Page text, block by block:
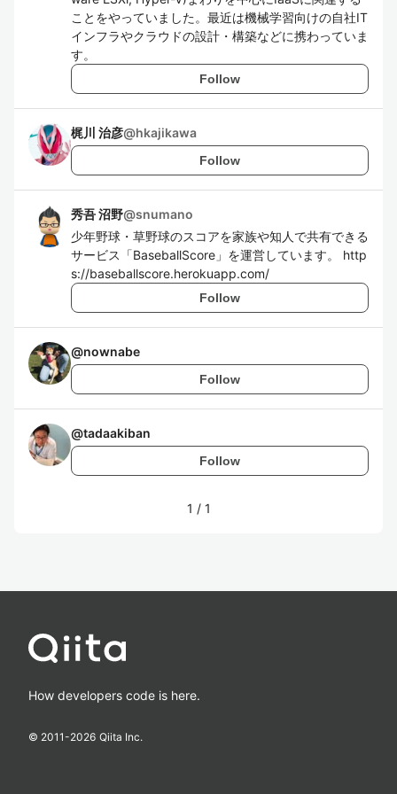
ことをやっていました。最近は機械学習向けの自社IT
インフラやクラウドの設計・構築などに携わっていま
す。
Follow
梶川 治彦@hkajikawa
Follow
秀吾 沼野@snumano
少年野球・草野球のスコアを家族や知人で共有できる
サービス「BaseballScore」を運営しています。 http
s://baseballscore.herokuapp.com/
Follow
@nownabe
Follow
@tadaakiban
Follow
1 / 1
How developers code is here.
© 2011-2026 Qiita Inc.